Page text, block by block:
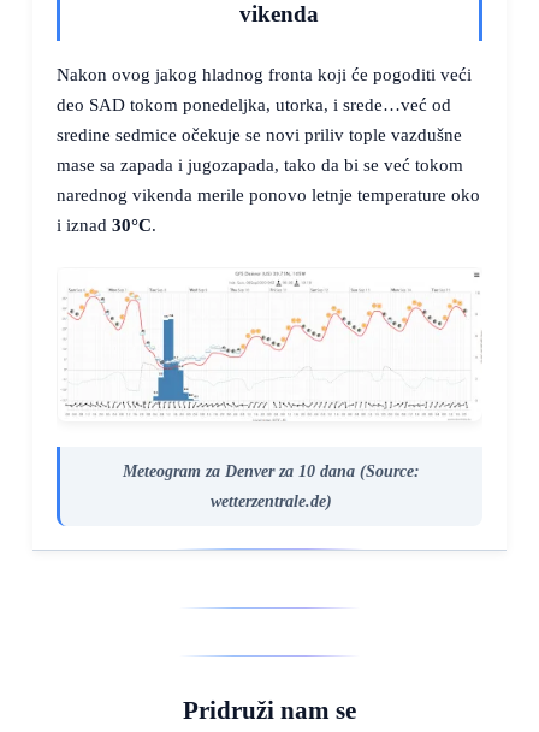
vikenda
Nakon ovog jakog hladnog fronta koji će pogoditi veći
deo SAD tokom ponedeljka, utorka, i srede…već od
sredine sedmice očekuje se novi priliv tople vazdušne
mase sa zapada i jugozapada, tako da bi se već tokom
narednog vikenda merile ponovo letnje temperature oko
i iznad 30°C.
Meteogram za Denver za 10 dana (Source:
wetterzentrale.de)
Pridruži nam se